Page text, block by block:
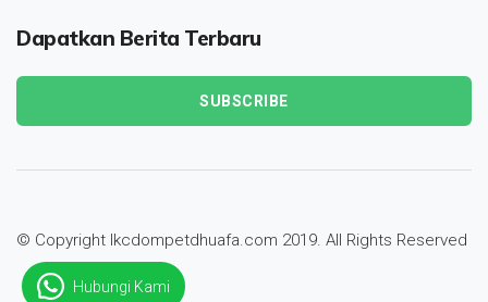
Dapatkan Berita Terbaru
SUBSCRIBE
© Copyright lkcdompetdhuafa.com 2019. All Rights Reserved
Hubungi Kami